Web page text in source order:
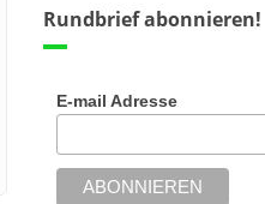
Rundbrief abonnieren!
E-mail Adresse